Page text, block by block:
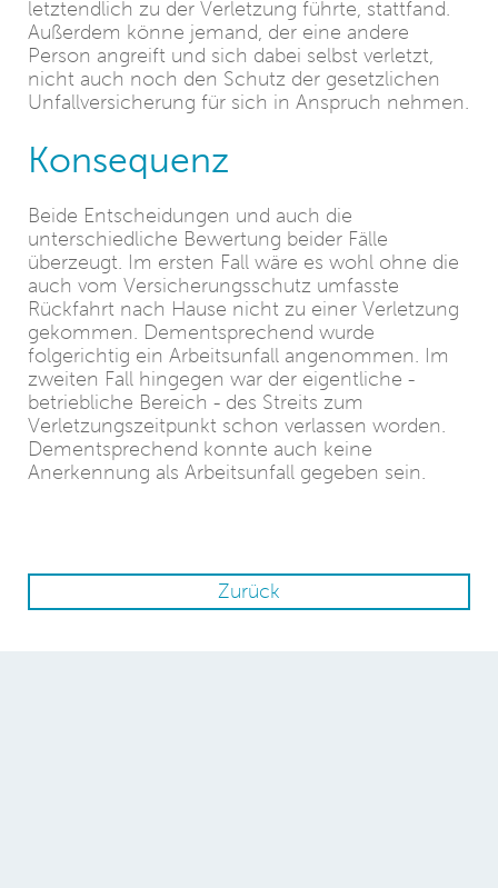
letztendlich zu der Verletzung führte, stattfand.
Außerdem könne jemand, der eine andere
Person angreift und sich dabei selbst verletzt,
nicht auch noch den Schutz der gesetzlichen
Unfallversicherung für sich in Anspruch nehmen.
Konsequenz
Beide Entscheidungen und auch die
unterschiedliche Bewertung beider Fälle
überzeugt. Im ersten Fall wäre es wohl ohne die
auch vom Versicherungsschutz umfasste
Rückfahrt nach Hause nicht zu einer Verletzung
gekommen. Dementsprechend wurde
folgerichtig ein Arbeitsunfall angenommen. Im
zweiten Fall hingegen war der eigentliche -
betriebliche Bereich - des Streits zum
Verletzungszeitpunkt schon verlassen worden.
Dementsprechend konnte auch keine
Anerkennung als Arbeitsunfall gegeben sein.
Zurück